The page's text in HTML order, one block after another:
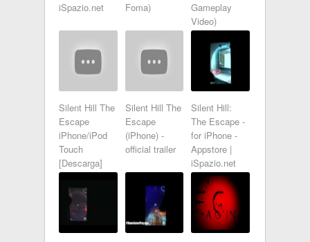
iSpazio.net
Foma)
Gameplay
Video)
Silent Hill The
Escape
iPhone/iPod
Touch
[Descarga]
Silent Hill The
Escape
(iPhone) -
official trailer
Silent Hill:
The Escape -
for iPhone -
Appstore |
iSpazio.net